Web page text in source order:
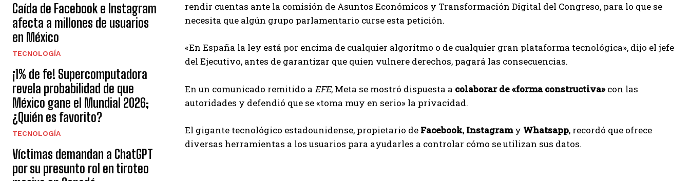
Caída de Facebook e Instagram
afecta a millones de usuarios
en México
TECNOLOGÍA
¡1% de fe! Supercomputadora
revela probabilidad de que
México gane el Mundial 2026;
¿Quién es favorito?
TECNOLOGÍA
Víctimas demandan a ChatGPT
por su presunto rol en tiroteo
rendir cuentas ante la comisión de Asuntos Económicos y Transformación Digital del Congreso, para lo que se
necesita que algún grupo parlamentario curse esta petición.
«En España la ley está por encima de cualquier algoritmo o de cualquier gran plataforma tecnológica», dijo el jefe
del Ejecutivo, antes de garantizar que quien vulnere derechos, pagará las consecuencias.
En un comunicado remitido a EFE, Meta se mostró dispuesta a colaborar de «forma constructiva»con las
autoridades y defendió que se «toma muy en serio» la privacidad.
El gigante tecnológico estadounidense, propietario de Facebook, Instagramy Whatsapp, recordó que ofrece
diversas herramientas a los usuarios para ayudarles a controlar cómo se utilizan sus datos.